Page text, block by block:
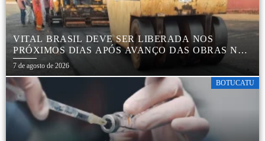
VITAL BRASIL DEVE SER LIBERADA NOS
PRÓXIMOS DIAS APÓS AVANÇO DAS OBRAS NA
REGIÃO DA RODOVIÁRIA
7 de agosto de 2026
BOTUCATU